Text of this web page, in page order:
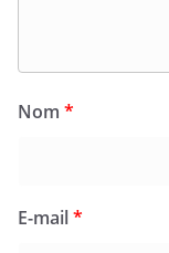
Nom *
E-mail*